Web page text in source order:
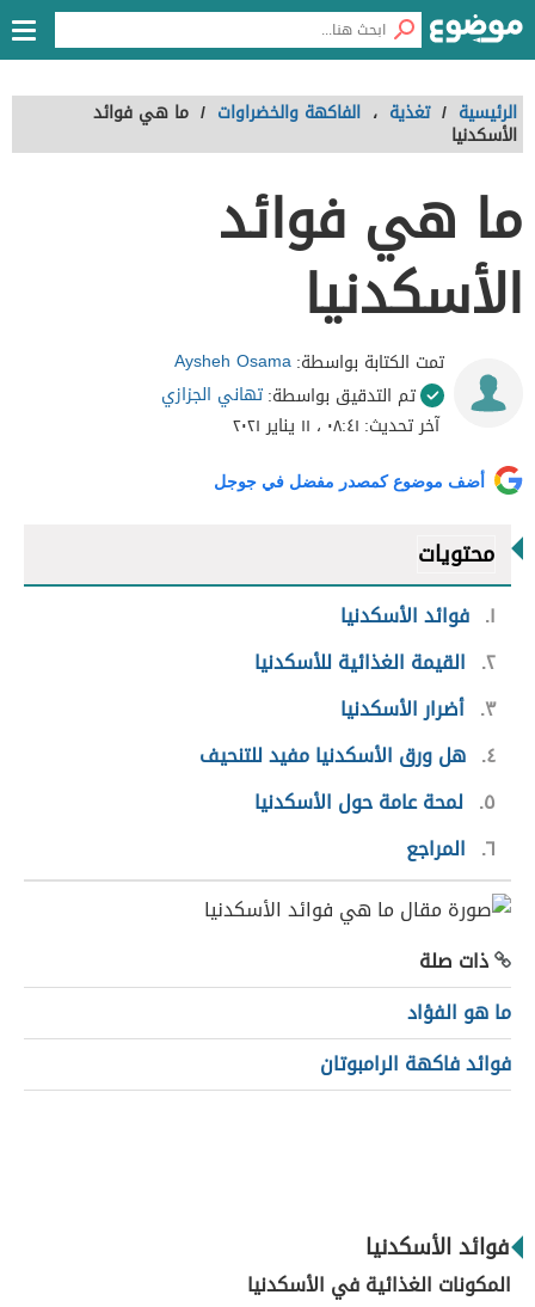
الرئيسية / تغذية ، الفاكهة والخضراوات / ما هي فوائد
الأسكدنيا
ما هي فوائد
الأسكدنيا
تمت الكتابة بواسطة:Aysheh Osama
تم التدقيق بواسطة:تهاني الجزازي
آخر تحديث: ٠٨:٤١ ، ١١ يناير ٢٠٢١
أضف موضوع كمصدر مفضل في جوجل
محتويات
١ فوائد الأسكدنيا
٢ القيمة الغذائية للأسكدنيا
٣ أضرار الأسكدنيا
٤ هل ورق الأسكدنيا مفيد للتنحيف
٥ لمحة عامة حول الأسكدنيا
٦ المراجع
ذات صلة
ما هو الفؤاد
فوائد فاكهة الرامبوتان
فوائد الأسكدنيا
المكونات الغذائية في الأسكدنيا